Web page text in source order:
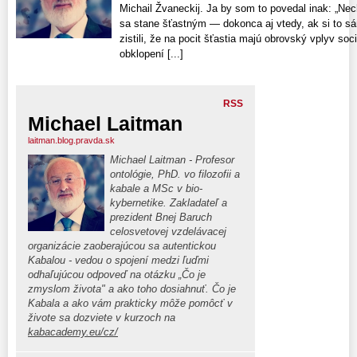
Michail Žvaneckij. Ja by som to povedal inak:
sa stane šťastným — dokonca aj vtedy, ak si to
zistili, že na pocit šťastia majú obrovský vplyv
obklopení [...]
RSS
Michael Laitman
laitman.blog.pravda.sk
Michael Laitman - Profesor
ontológie, PhD. vo filozofii a
kabale a MSc v bio-
kybernetike. Zakladateľ a
prezident Bnej Baruch
celosvetovej vzdelávacej
organizácie zaoberajúcou sa autentickou
Kabalou - vedou o spojení medzi ľuďmi
odhaľujúcou odpoveď na otázku „Čo je
zmyslom života" a ako toho dosiahnuť. Čo je
Kabala a ako vám prakticky môže pomôcť v
živote sa dozviete v kurzoch na
kabacademy.eu/cz/